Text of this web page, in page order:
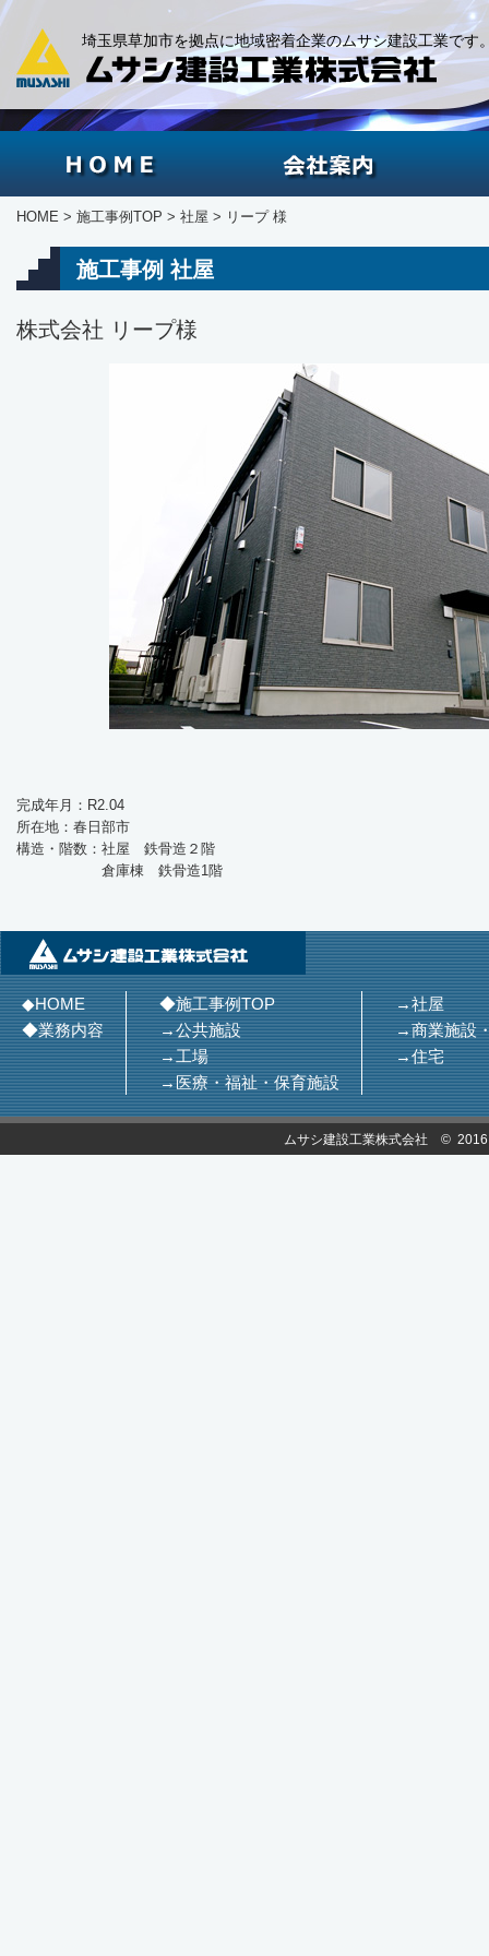
埼玉県草加市を拠点に地域密着企業のムサシ建設工業です
HOME 施工事例TOP 社屋 リープ 様
施工事例 社屋
株式会社 リープ様
完成年月：R2.04
所在地：春日部市
構造・階数：社屋 鉄骨造２階
倉庫棟 鉄骨造1階
◆HOME
◆業務内容
◆施工事例TOP
→公共施設
→工場
→医療・福祉・保育施設
→社屋
→商業施設
→住宅
ムサシ建設工業株式会社 ©